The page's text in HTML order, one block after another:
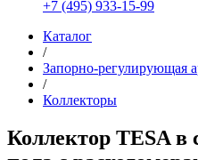
+7 (495) 933-15-99
Каталог
/
Запорно-регулирующая
/
Коллекторы
Коллектор TESA в